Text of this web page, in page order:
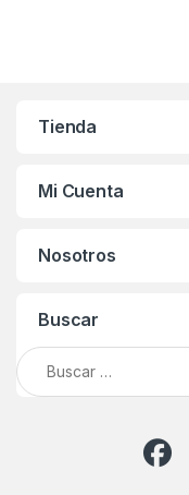
Tienda
Mi Cuenta
Nosotros
Buscar
Buscar: